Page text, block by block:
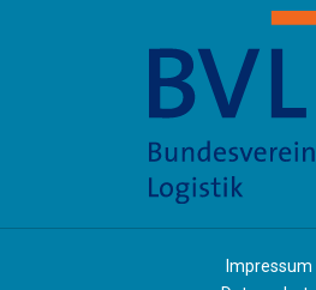
Impressum